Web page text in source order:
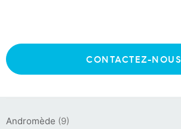
CONTACTEZ-NOUS
MARQUES :
Andromède (9)